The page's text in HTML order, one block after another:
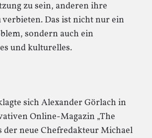
zu sein, anderen ihre
Das ist nicht nur ein
sondern auch ein
und kulturelles.
sich Alexander Görlach in
Online-Magazin „The
der neue Chefredakteur Michael